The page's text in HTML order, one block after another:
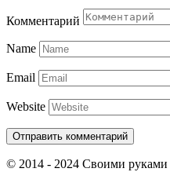
Комментарий
Name
Email
Website
© 2014 - 2024 Своими руками